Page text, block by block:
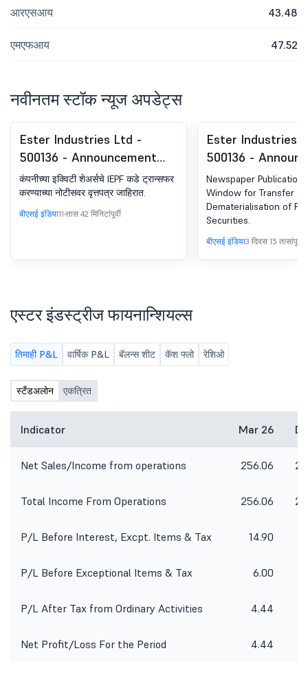
आरएसआय 43.48
एमएफआय 47.52
नवीनतम स्टॉक न्यूज अपडेट्स
Ester Industries Ltd -
500136 - Announcement
under Regulation 30
(LODR)-Newspaper
Publication
कंपनीच्या इक्विटी शेअर्सचे IEPF कडे ट्रान्सफर
करण्याच्या नोटीसवर वृत्तपत्र जाहिरात.
बीएसई इंडिया11 तास 42 मिनिटांपूर्वी
Ester Industries
500136 -
under Regulation
(LODR)-
Publication
Newspaper Publication
Window for Transfer
Dematerialisation of
Securities.
बीएसई इंडिया3 दिवस 15 तासांपूर्वी
एस्टर इंडस्ट्रीज फायनान्शियल्स
तिमाही P&L वार्षिक P&L बॅलन्स शीट कॅश फ्लो रेशिओ
स्टँडअलोन एकत्रित
Indicator Mar 26
Net Sales/Income from operations 256.06
Total Income From Operations 256.06
P/L Before Interest, Excpt. Items & Tax 14.90
P/L Before Exceptional Items & Tax 6.00
P/L After Tax from Ordinary Activities 4.44
Net Profit/Loss For the Period 4.44